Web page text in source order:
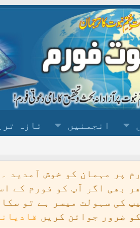
انجمنیں تازہ
۔ فورم میں پوسٹنگ کے
استعمال کا طریقہ نہ
مناظرہ گروپ